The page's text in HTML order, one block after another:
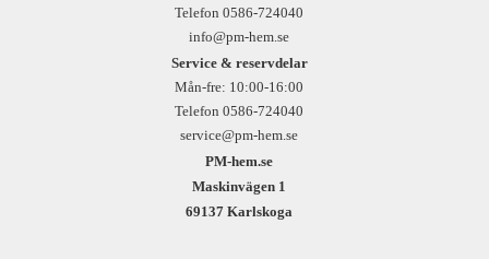
Telefon 0586-724040
info@pm-hem.se
Service & reservdelar
Mån-fre: 10:00-16:00
Telefon 0586-724040
service@pm-hem.se
PM-hem.se
Maskinvägen 1
69137 Karlskoga